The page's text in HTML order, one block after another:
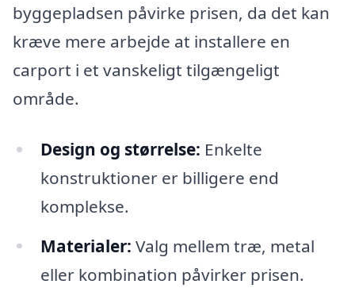
byggepladsen påvirke prisen, da det kan
kræve mere arbejde at installere en
carport i et vanskeligt tilgængeligt
område.
Design og størrelse: Enkelte
konstruktioner er billigere end
komplekse.
Materialer: Valg mellem træ, metal
eller kombination påvirker prisen.